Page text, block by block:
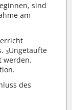
sind
am
3Ungetaufte
werden.
des